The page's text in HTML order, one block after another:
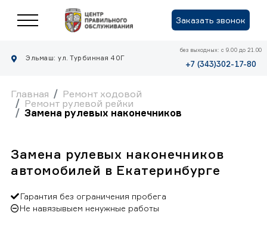
Заказать звонок
Эльмаш: ул. Турбинная 40Г
без выходных: с 9.00 до 21.00
+7 (343)302-17-80
Главная
Ремонт ходовой
Ремонт рулевой рейки
Замена рулевых наконечников
Замена рулевых наконечников
автомобилей в Екатеринбурге
Гарантия без ограничения пробега
Не навязывыем ненужные работы